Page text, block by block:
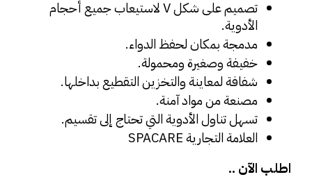
الأدوية.
مدمجة بمكان لحفظ الدواء.
خفيفة وصغيرة ومحمولة.
شفافة لمعاينة والتخزين التقطيع بداخلها.
مصنعة من مواد آمنة.
تسهل تناول الأدوية التي تحتاج إلى تقسيم.
العلامة التجارية SPACARE
اطلب الآن ..